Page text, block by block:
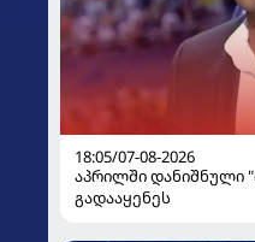
18:05/07-08-2026
აპრილში
გადააყენეს